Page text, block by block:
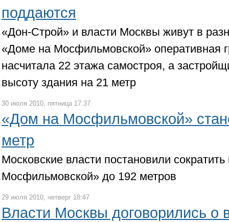
поддаются
«Дон-Строй» и власти Москвы живут в
«Доме на Мосфильмовской» оперативная
насчитала 22 этажа самостроя, а
высоту здания на 21 метр
30 июля 2010, пятница 17:37
«Дом на Мосфильмовской»
метр
Московские власти постановили
Мосфильмовской» до 192 метров
29 июля 2010, четверг 18:47
Власти Москвы договорились о